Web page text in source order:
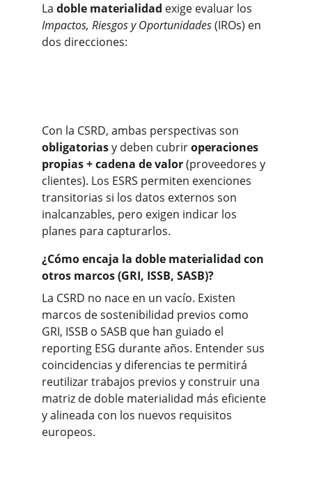
La doble materialidad exige evaluar los
Impactos, Riesgos y Oportunidades (IROs) en
dos direcciones:
Con la CSRD, ambas perspectivas son
obligatorias y deben cubrir operaciones
propias + cadena de valor (proveedores y
clientes). Los ESRS permiten exenciones
transitorias si los datos externos son
inalcanzables, pero exigen indicar los
planes para capturarlos.
¿Cómo encaja la doble materialidad con
otros marcos (GRI, ISSB, SASB)?
La CSRD no nace en un vacío. Existen
marcos de sostenibilidad previos como
GRI, ISSB o SASB que han guiado el
reporting ESG durante años. Entender sus
coincidencias y diferencias te permitirá
reutilizar trabajos previos y construir una
matriz de doble materialidad más eficiente
y alineada con los nuevos requisitos
europeos.